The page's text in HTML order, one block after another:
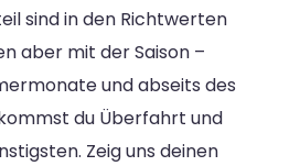
sind in den Richtwerten
aber mit der Saison –
und abseits des
du Überfahrt und
Zeig uns deinen